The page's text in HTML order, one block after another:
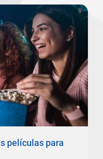
películas para